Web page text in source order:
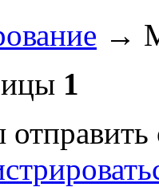
→
1